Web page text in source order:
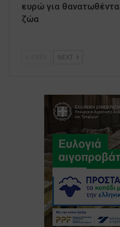
ευρώ για θανατωθέντα
ζώα
NEXT